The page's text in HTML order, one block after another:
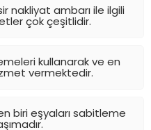
nakliyat ambarı ile ilgili
çok çeşitlidir.
kullanarak ve en
vermektedir.
biri eşyaları sabitleme